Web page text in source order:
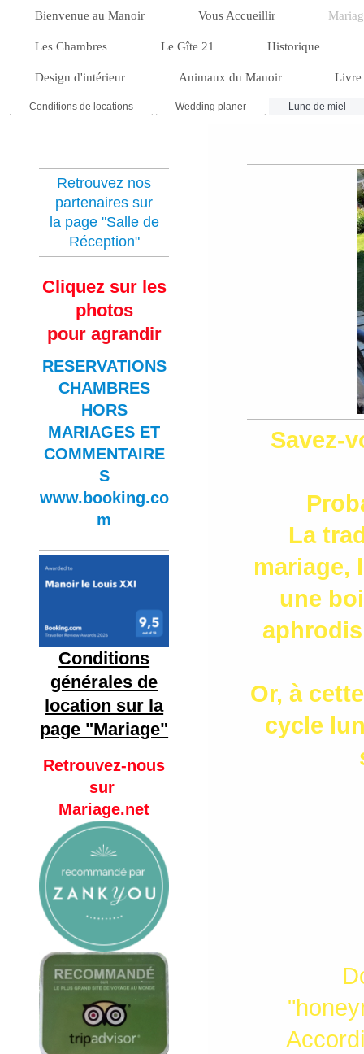
Bienvenue au Manoir Vous Accueillir
Les Chambres Le Gîte 21 Historique
Design d'intérieur Animaux du Manoir Livre
Conditions de locations Wedding planer Lune de miel
Savez-
La
mariage,
une
Or, à
cycle
"
Retrouvez nos
partenaires sur
la page "Salle de
Réception"
Cliquez sur les
photos
pour agrandir
RESERVATIONS
CHAMBRES
HORS
MARIAGES ET
COMMENTAIRE
S
www.booking.co
m
Conditions
générales de
location sur la
page "Mariage"
Retrouvez-nous
sur
Mariage.net